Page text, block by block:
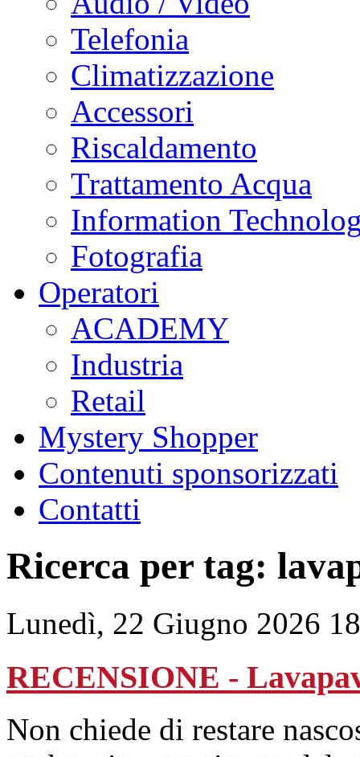
Telefonia
Climatizzazione
Accessori
Riscaldamento
Trattamento Acqua
Information
Fotografia
Operatori
ACADEMY
Industria
Retail
Mystery Shopper
Contenuti sponsorizzati
Contatti
Ricerca per tag:
Lunedì, 22 Giugno 2026
RECENSIONE -
Non chiede di restare